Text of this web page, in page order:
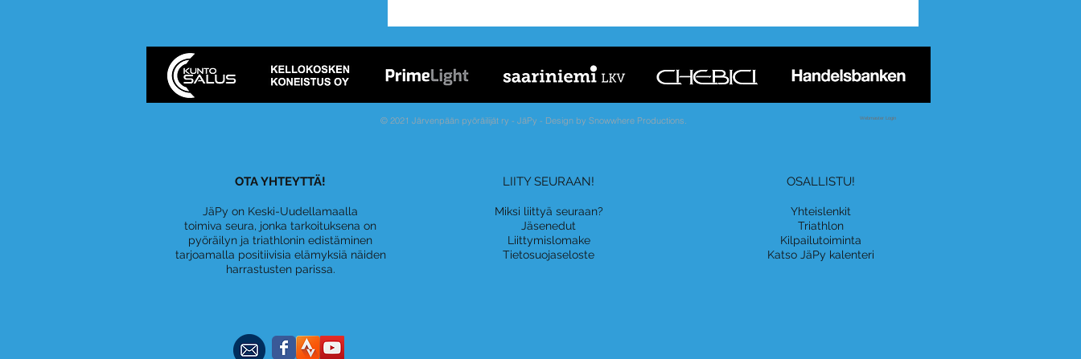
© 2021 Järvenpään pyöräilijät ry - JäPy - Design by Snowwhere Productions. Webmaster Login
OTA YHTEYTTÄ!
JäPy on Keski-Uudellamaalla
toimiva seura, jonka tarkoituksena on
pyöräilyn ja triathlonin edistäminen
tarjoamalla positiivisia elämyksiä näiden
harrastusten parissa.
LIITY SEURAAN!
Miksi liittyä seuraan?
Jäsenedut
Liittymislomake
Tietosuojaseloste
OSALLISTU!
Yhteislenkit
Triathlon
Kilpailutoiminta
Katso JäPy kalenteri